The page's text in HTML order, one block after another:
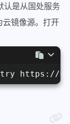
认是从国处服务
镜像源。打开
https://